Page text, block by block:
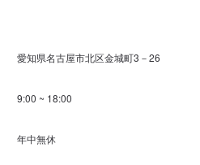
愛知県名古屋市北区金城町3－26
9:00 ~ 18:00
年中無休